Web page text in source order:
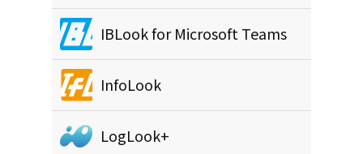
IBLook for Microsoft Teams
InfoLook
LogLook+